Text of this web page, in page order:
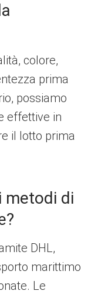
colore,
prima
possiamo
effettive in
il lotto prima
metodi di
DHL,
marittimo
Le